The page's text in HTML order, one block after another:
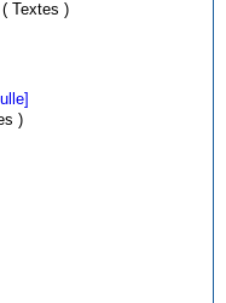
• Tome 3 : Danses du Ventre / Sep 2006 ( Textes )
)